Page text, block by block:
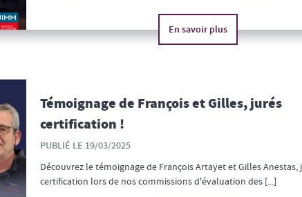
En savoir plus
Témoignage de François et Gilles, jurés
certification !
PUBLIÉ LE 19/03/2025
Découvrez le témoignage de François Artayet et Gilles Anestas,
certification lors de nos commissions d'évaluation des [...]